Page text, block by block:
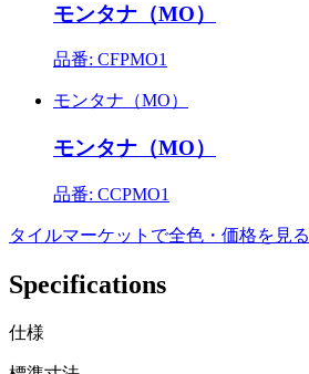
モンタナ（MO）
品番: CFPMO1
モンタナ（MO）
モンタナ（MO）
品番: CCPMO1
タイルマーケットで全色・価格を見る
Specifications
仕様